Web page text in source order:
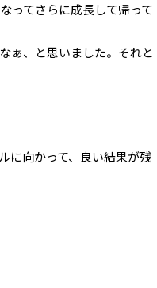
ってさらに成長して帰って
ぁ、と思いました。それと
に向かって、良い結果が残